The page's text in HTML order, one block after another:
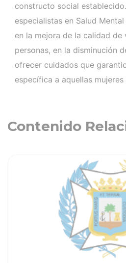
constructo social
especialistas en Salud
en la mejora de la calidad de
personas, en la disminución
ofrecer cuidados que
específica a aquellas mujeres
Contenido